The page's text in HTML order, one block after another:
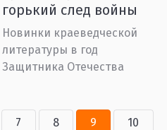
горький след войны
Новинки краеведческой
литературы в год
Защитника Отечества
7 8 9 10